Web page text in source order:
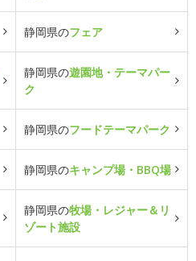
静岡県のフェア
静岡県の遊園地・テーマパー
ク
静岡県のフードテーマパーク
静岡県のキャンプ場・BBQ場
静岡県の牧場・レジャー＆リ
ゾート施設